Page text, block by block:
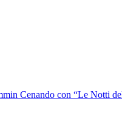
Cenando con “Le Notti